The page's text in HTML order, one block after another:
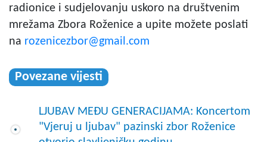
radionice i sudjelovanju uskoro na društvenim
mrežama Zbora Roženice a upite možete poslati
na rozenicezbor@gmail.com
Povezane vijesti
LJUBAV MEĐU GENERACIJAMA: Koncertom
"Vjeruj u ljubav" pazinski zbor Roženice